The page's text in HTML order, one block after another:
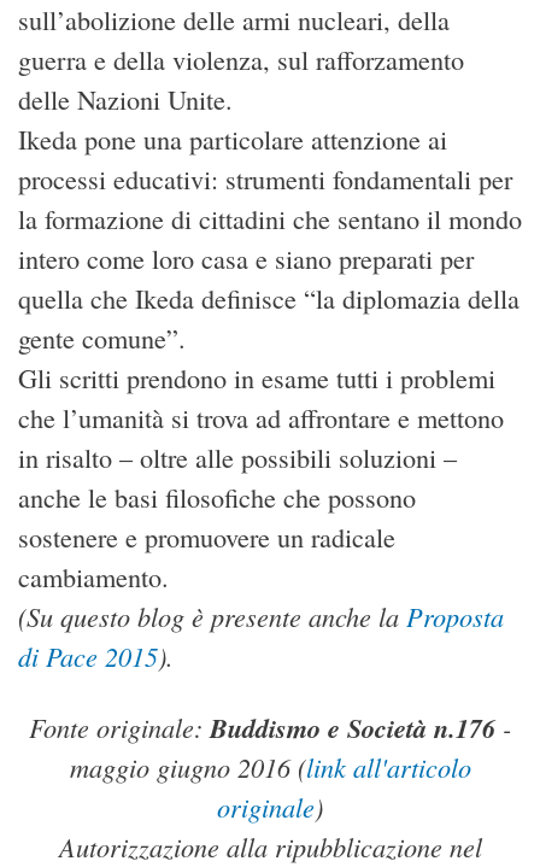
sull’abolizione delle armi nucleari, della
guerra e della violenza, sul rafforzamento
delle Nazioni Unite.
Ikeda pone una particolare attenzione ai
processi educativi: strumenti fondamentali per
la formazione di cittadini che sentano il mondo
intero come loro casa e siano preparati per
quella che Ikeda definisce “la diplomazia della
gente comune”.
Gli scritti prendono in esame tutti i problemi
che l’umanità si trova ad affrontare e mettono
in risalto – oltre alle possibili soluzioni –
anche le basi filosofiche che possono
sostenere e promuovere un radicale
cambiamento.
(Su questo blog è presente anche la Proposta
di Pace 2015).
Fonte originale:Buddismo e Società n.176-
maggio giugno 2016 (link all'articolo
originale)
Autorizzazione alla ripubblicazione nel